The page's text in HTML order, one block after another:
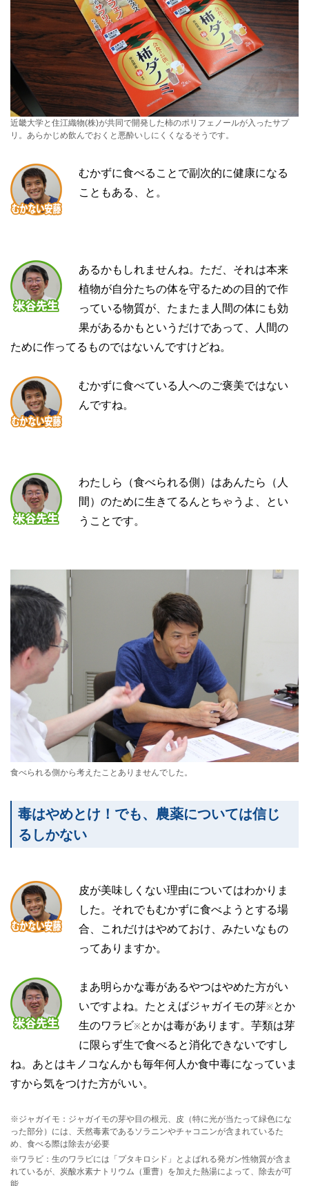
近畿大学と住江織物(株)が共同で開発した柿のポリフェノールが入ったサプ
リ。あらかじめ飲んでおくと悪酔いしにくくなるそうです。
むかずに食べることで副次的に健康になる
こともある、と。
あるかもしれませんね。ただ、それは本来
植物が自分たちの体を守るための目的で作
っている物質が、たまたま人間の体にも効
果があるかもというだけであって、人間の
ために作ってるものではないんですけどね。
むかずに食べている人へのご褒美ではない
んですね。
わたしら（食べられる側）はあんたら（人
間）のために生きてるんとちゃうよ、とい
うことです。
食べられる側から考えたことありませんでした。
毒はやめとけ！でも、農薬については信じ
るしかない
皮が美味しくない理由についてはわかりま
した。それでもむかずに食べようとする場
合、これだけはやめておけ、みたいなもの
ってありますか。
まあ明らかな毒があるやつはやめた方がい
いですよね。たとえばジャガイモの芽※とか
生のワラビ※とかは毒があります。芋類は芽
に限らず生で食べると消化できないですし
ね。あとはキノコなんかも毎年何人か食中毒になっていま
すから気をつけた方がいい。
※ジャガイモ：ジャガイモの芽や目の根元、皮（特に光が当たって緑色にな
った部分）には、天然毒素であるソラニンやチャコニンが含まれているた
め、食べる際は除去が必要
※ワラビ：生のワラビには「プタキロシド」とよばれる発ガン性物質が含ま
れているが、炭酸水素ナトリウム（重曹）を加えた熱湯によって、除去が可
能